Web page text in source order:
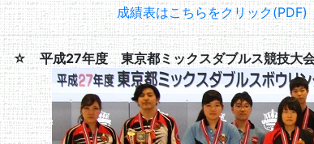
成績表はこちらをクリック(PDF)
☆ 平成27年度 東京都ミックスダブルス競技大